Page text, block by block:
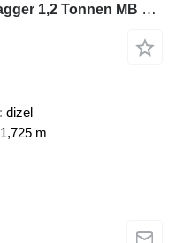
Müller Machinery Diesel Mini bagger 1,2 Tonnen MB 12 - SH
dizel
1,725 m